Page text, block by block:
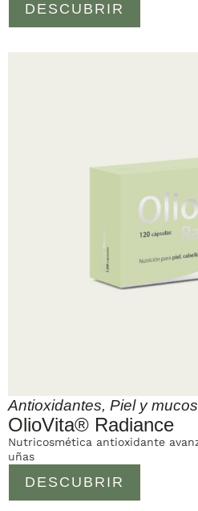
DESCUBRIR
Antioxidantes, Piel y
OlioVita® Radiance
DESCUBRIR
Nutricosmética antioxidante
uñas